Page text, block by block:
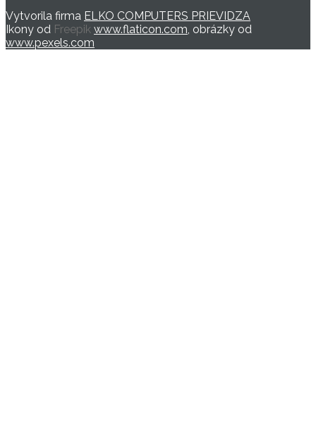
Vytvorila firma ELKO COMPUTERS PRIEVIDZA
Ikony od Freepik www.flaticon.com , obrázky od
www.pexels.com